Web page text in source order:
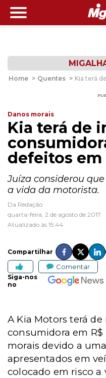
Home > Quentes > Kia terá
Danos morais
Kia terá de
defeitos em
Juíza considerou
a vida da motorista.
Da Redação
quarta-feira, 2 de agosto de 2017
Atualizado às 15:44
Compartilhar
Comentar
Siga-nos
no
A Kia Motors terá
consumidora em
morais devido a
apresentados em
colocado em risco a